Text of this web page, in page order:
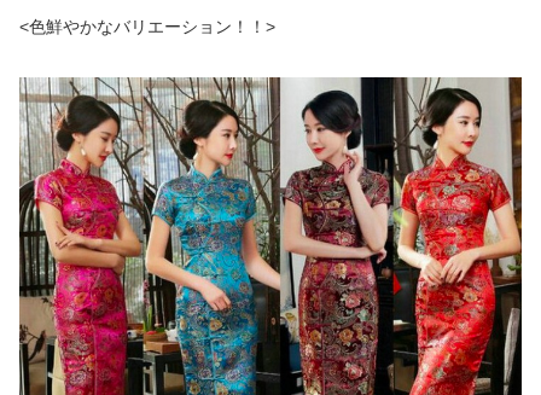
<色鮮やかなバリエーション！！>